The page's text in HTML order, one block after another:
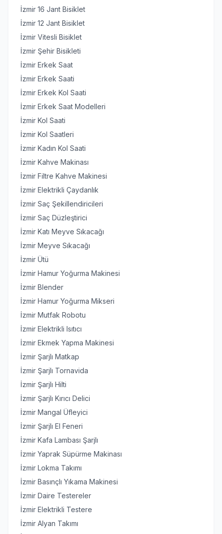
İzmir 16 Jant Bisiklet
İzmir 12 Jant Bisiklet
İzmir Vitesli Bisiklet
İzmir Şehir Bisikleti
İzmir Erkek Saat
İzmir Erkek Saati
İzmir Erkek Kol Saati
İzmir Erkek Saat Modelleri
İzmir Kol Saati
İzmir Kol Saatleri
İzmir Kadın Kol Saati
İzmir Kahve Makinası
İzmir Filtre Kahve Makinesi
İzmir Elektrikli Çaydanlık
İzmir Saç Şekillendiricileri
İzmir Saç Düzleştirici
İzmir Katı Meyve Sıkacağı
İzmir Meyve Sıkacağı
İzmir Ütü
İzmir Hamur Yoğurma Makinesi
İzmir Blender
İzmir Hamur Yoğurma Mikseri
İzmir Mutfak Robotu
İzmir Elektrikli Isıtıcı
İzmir Ekmek Yapma Makinesi
İzmir Şarjlı Matkap
İzmir Şarjlı Tornavida
İzmir Şarjlı Hilti
İzmir Şarjlı Kırıcı Delici
İzmir Mangal Üfleyici
İzmir Şarjlı El Feneri
İzmir Kafa Lambası Şarjlı
İzmir Yaprak Süpürme Makinası
İzmir Lokma Takımı
İzmir Basınçlı Yıkama Makinesi
İzmir Daire Testereler
İzmir Elektrikli Testere
İzmir Alyan Takımı